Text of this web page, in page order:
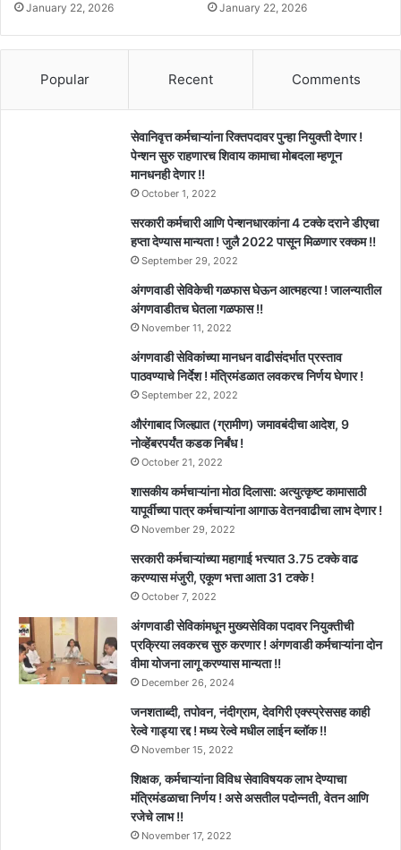
January 22, 2026 January 22, 2026
Popular Recent Comments
सेवानिवृत्त कर्मचाऱ्यांना रिक्तपदावर पुन्हा नियुक्ती देणार !
पेन्शन सुरु राहणारच शिवाय कामाचा मोबदला म्हणून
मानधनही देणार !!
October 1, 2022
सरकारी कर्मचारी आणि पेन्शनधारकांना 4 टक्के दराने डीएचा
हप्ता देण्यास मान्यता ! जुलै 2022 पासून मिळणार रक्कम !!
September 29, 2022
अंगणवाडी सेविकेची गळफास घेऊन आत्महत्या ! जालन्यातील
अंगणवाडीतच घेतला गळफास !!
November 11, 2022
अंगणवाडी सेविकांच्या मानधन वाढीसंदर्भात प्रस्ताव
पाठवण्याचे निर्देश ! मंत्रिमंडळात लवकरच निर्णय घेणार !
September 22, 2022
औरंगाबाद जिल्ह्यात (ग्रामीण) जमावबंदीचा आदेश, 9
नोव्हेंबरपर्यंत कडक निर्बंध !
October 21, 2022
शासकीय कर्मचाऱ्यांना मोठा दिलासा: अत्युत्कृष्ट कामासाठी
यापूर्वीच्या पात्र कर्मचाऱ्यांना आगाऊ वेतनवाढीचा लाभ देणार !
November 29, 2022
सरकारी कर्मचाऱ्यांच्या महागाई भत्त्यात 3.75 टक्के वाढ
करण्यास मंजुरी, एकूण भत्ता आता 31 टक्के !
October 7, 2022
अंगणवाडी सेविकांमधून मुख्यसेविका पदावर नियुक्तीची
प्रक्रिया लवकरच सुरु करणार ! अंगणवाडी कर्मचाऱ्यांना दोन
वीमा योजना लागू करण्यास मान्यता !!
December 26, 2024
जनशताब्दी, तपोवन, नंदीग्राम, देवगिरी एक्स्प्रेससह काही
रेल्वे गाड्या रद्द ! मध्य रेल्वे मधील लाईन ब्लॉक !!
November 15, 2022
शिक्षक, कर्मचाऱ्यांना विविध सेवाविषयक लाभ देण्याचा
मंत्रिमंडळाचा निर्णय ! असे असतील पदोन्नती, वेतन आणि
रजेचे लाभ !!
November 17, 2022